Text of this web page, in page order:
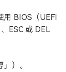
用 BIOS（UEFI
ESC 或 DEL
）。